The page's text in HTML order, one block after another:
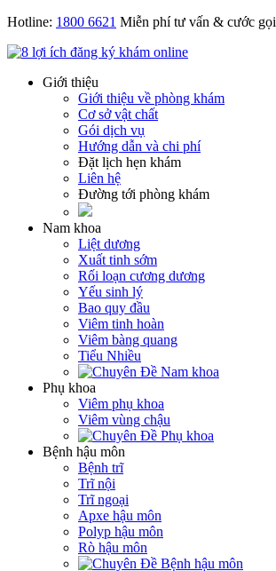
Hotline: 1800 6621 Miễn phí tư vấn & cước gọi
Giới thiệu
Giới thiệu về phòng khám
Cơ sở vật chất
Gói dịch vụ
Hướng dẫn và chi phí
Đặt lịch hẹn khám
Liên hệ
Đường tới phòng khám
Nam khoa
Liệt dương
Xuất tinh sớm
Rối loạn cương dương
Yếu sinh lý
Bao quy đầu
Viêm tinh hoàn
Viêm bàng quang
Tiểu Nhiều
Phụ khoa
Viêm phụ khoa
Viêm vùng chậu
Bệnh hậu môn
Bệnh trĩ
Trĩ nội
Trĩ ngoại
Apxe hậu môn
Polyp hậu môn
Rò hậu môn